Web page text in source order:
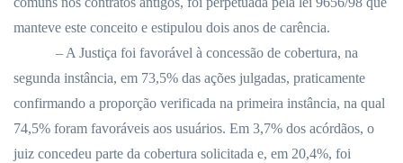
manteve este conceito e estipulou dois anos de carência.
– A Justiça foi favorável à concessão de cobertura, na
segunda instância, em 73,5% das ações julgadas, praticamente
confirmando a proporção verificada na primeira instância, na qual
74,5% foram favoráveis aos usuários. Em 3,7% dos acórdãos, o
juiz concedeu parte da cobertura solicitada e, em 20,4%, foi